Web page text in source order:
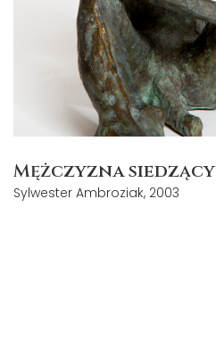
Mężczyzna siedzący
Sylwester Ambroziak, 2003